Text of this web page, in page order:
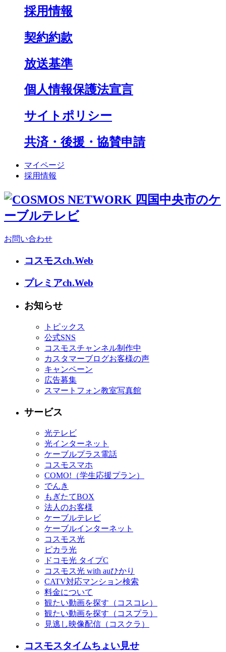
採用情報
契約約款
放送基準
個人情報保護法宣言
サイトポリシー
共済・後援・協賛申請
マイページ
採用情報
お問い合わせ
コスモスch.Web
プレミアch.Web
お知らせ
トピックス
公式SNS
コスモスチャンネル制作中
カスタマーブログお客様の声
キャンペーン
広告募集
スマートフォン教室写真館
サービス
光テレビ
光インターネット
ケーブルプラス電話
コスモスマホ
COMO!（学生応援プラン）
でんき
もぎたてBOX
法人のお客様
ケーブルテレビ
ケーブルインターネット
コスモス光
ピカラ光
ドコモ光 タイプC
コスモス光 with auひかり
CATV対応マンション検索
料金について
観たい動画を探す（コスコレ）
観たい動画を探す（コスプラ）
見逃し映像配信（コスクラ）
コスモスタイムちょい見せ